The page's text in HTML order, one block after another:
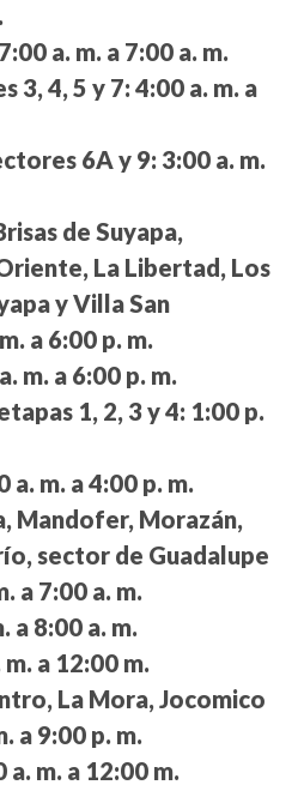
7:00 a. m. a 7:00 a. m.
3, 4, 5 y 7: 4:00 a. m. a
6A y 9: 3:00 a. m.
de Suyapa,
La Libertad, Los
y Villa San
a 6:00 p. m.
m. a 6:00 p. m.
1, 2, 3 y 4: 1:00 p.
a. m. a 4:00 p. m.
Mandofer, Morazán,
sector de Guadalupe
a 7:00 a. m.
a 8:00 a. m.
a 12:00 m.
La Mora, Jocomico
a 9:00 p. m.
a. m. a 12:00 m.